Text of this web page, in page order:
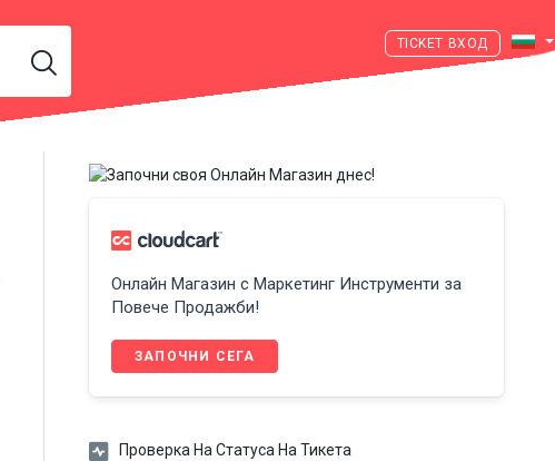
ВХОД
Онлайн Магазин с Маркетинг Инструменти за
Повече Продажби!
ЗАПОЧНИ СЕГА
Проверка На Статуса На Тикета